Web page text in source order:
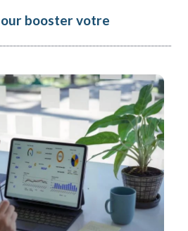
booster votre